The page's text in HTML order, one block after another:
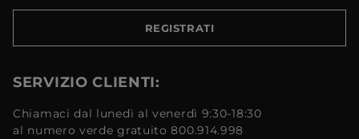
REGISTRATI
SERVIZIO CLIENTI:
Chiamaci dal lunedì al venerdì 9:30-18:30
al numero verde gratuito 800.914.998